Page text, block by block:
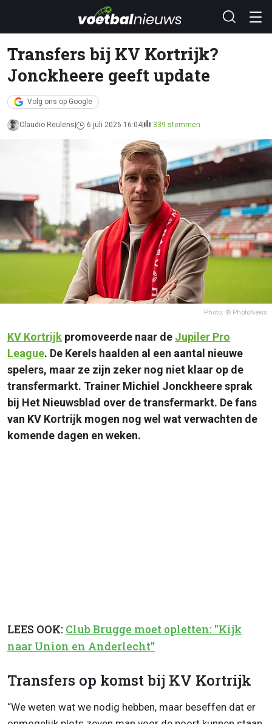
Transfers bij KV Kortrijk?
Jonckheere geeft update
Volg ons op Google
Claudio Reulens 6 juli 2026 16:04 339 stemmen
Photo: © PhotoNews
KV Kortrijk promoveerde naar de Jupiler Pro
League. De Kerels haalden al een aantal nieuwe
spelers, maar ze zijn zeker nog niet klaar op de
transfermarkt. Trainer Michiel Jonckheere sprak
bij Het Nieuwsblad over de transfermarkt. De fans
van KV Kortrijk mogen nog wel wat verwachten de
komende dagen en weken.
LEES OOK: Club Brugge moet opletten: "Kijk
naar Union en Anderlecht"
Transfers op komst bij KV Kortrijk
“We weten wat we nodig hebben, maar beseffen dat er